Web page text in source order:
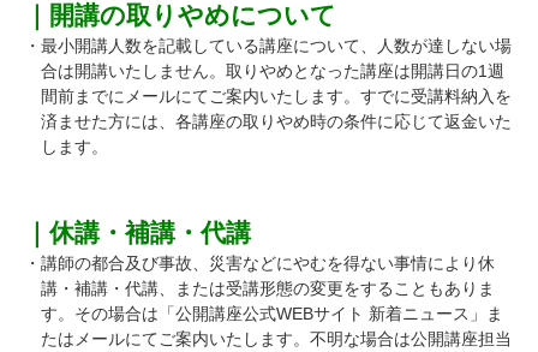
｜開講の取りやめについて
・最小開講人数を記載している講座について、人数が達しない場
合は開講いたしません。取りやめとなった講座は開講日の1週
間前までにメールにてご案内いたします。すでに受講料納入を
済ませた方には、各講座の取りやめ時の条件に応じて返金いた
します。
｜休講・補講・代講
・講師の都合及び事故、災害などにやむを得ない事情により休
講・補講・代講、または受講形態の変更をすることもありま
す。その場合は「公開講座公式WEBサイト 新着ニュース」ま
たはメールにてご案内いたします。不明な場合は公開講座担当